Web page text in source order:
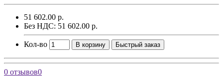
51 602.00 р.
Без НДС: 51 602.00 р.
Кол-во В корзину Быстрый заказ
0 отзывов0